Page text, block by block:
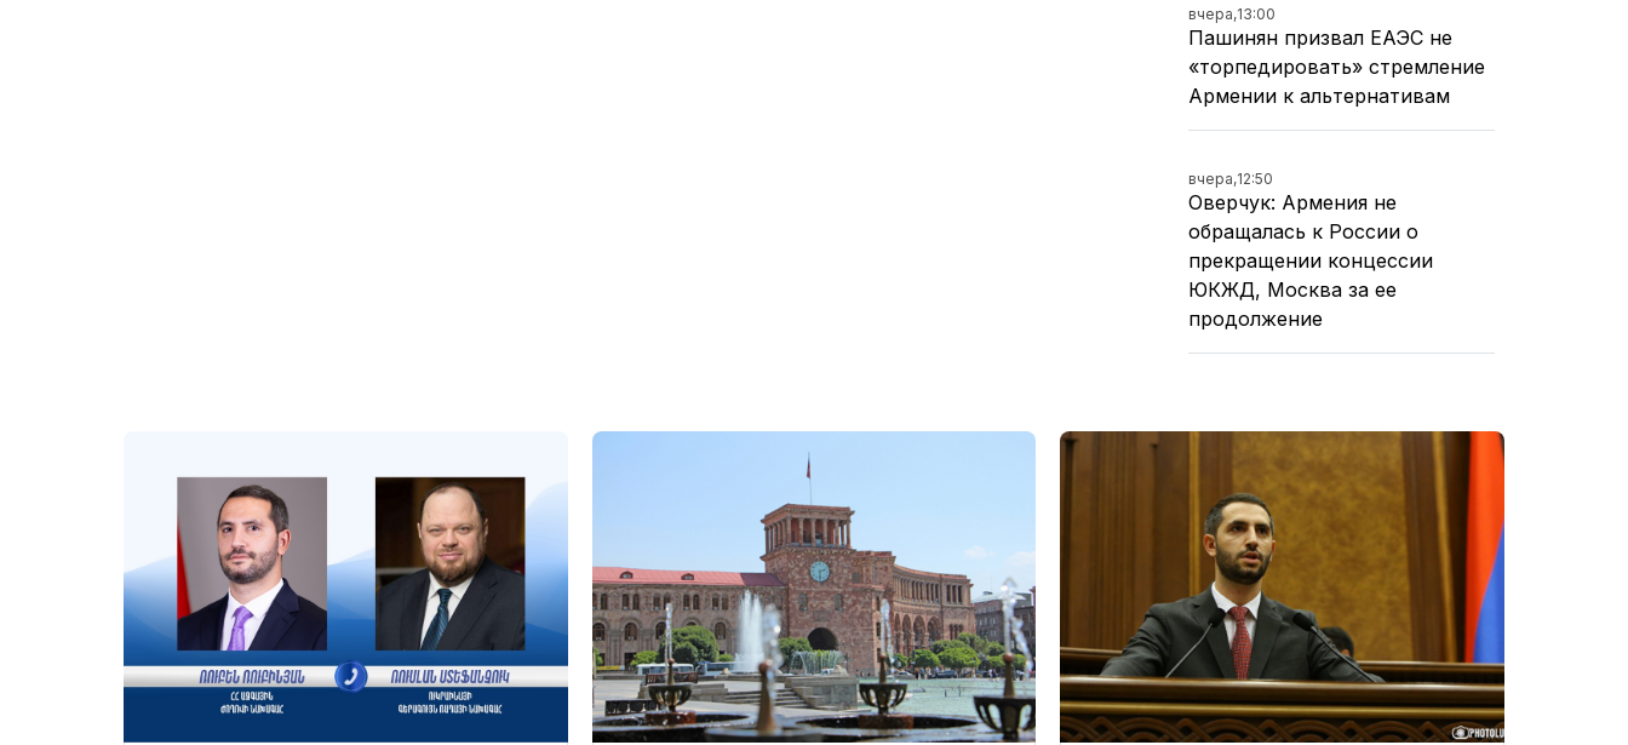
вчера,13:00
Пашинян призвал ЕАЭС не
«торпедировать» стремление
Армении к альтернативам
вчера,12:50
Оверчук: Армения не
обращалась к России о
прекращении концессии
ЮКЖД, Москва за ее
продолжение